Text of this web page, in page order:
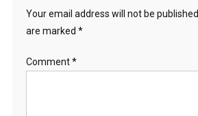
Your email address will not be published.
are marked *
Comment*